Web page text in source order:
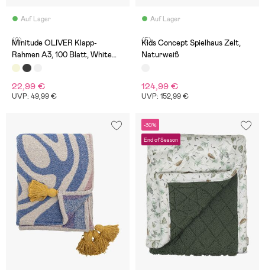
Auf Lager
(0)
Minitude OLIVER Klapp-
Rahmen A3, 100 Blatt, White
Wash
22,99 €
UVP: 49,99 €
Auf Lager
(5)
Kids Concept Spielhaus Zelt,
Naturweiß
124,99 €
UVP: 152,99 €
-30%
End of Season